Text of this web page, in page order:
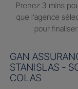
Prenez 3 mins
que l’agence
pour
GAN
STANISLAS -
COLAS